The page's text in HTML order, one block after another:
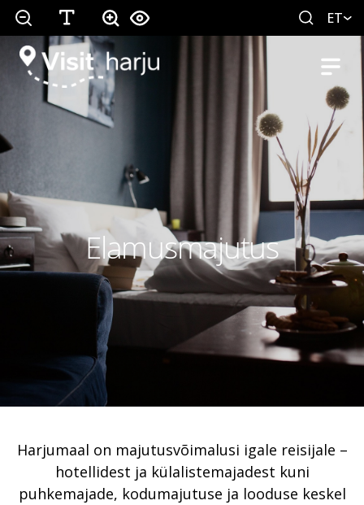
ET
Elamusmajutus
Harjumaal on majutusvõimalusi igale reisijale –
hotellidest ja külalistemajadest kuni
puhkemajade, kodumajutuse ja looduse keskel